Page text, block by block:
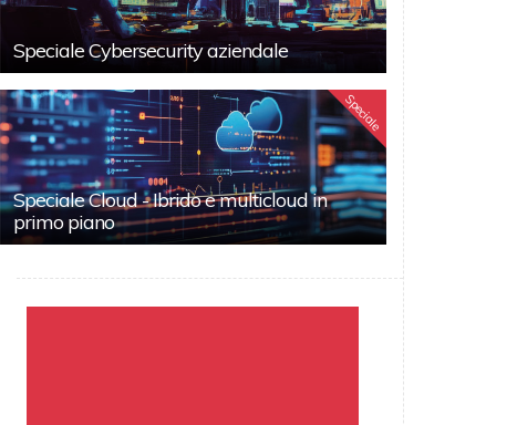
Speciale Cybersecurity aziendale
Speciale
Speciale Cloud - Ibrido e multicloud in
primo piano